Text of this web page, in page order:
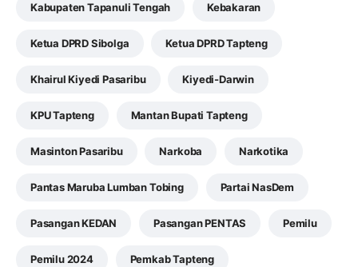
Kabupaten Tapanuli Tengah Kebakaran
Ketua DPRD Sibolga Ketua DPRD Tapteng
Khairul Kiyedi Pasaribu Kiyedi-Darwin
KPU Tapteng Mantan Bupati Tapteng
Masinton Pasaribu Narkoba Narkotika
Pantas Maruba Lumban Tobing Partai NasDem
Pasangan KEDAN Pasangan PENTAS Pemilu
Pemilu 2024 Pemkab Tapteng